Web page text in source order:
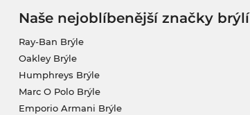
Naše nejoblíbenější značky brýlí
Ray-Ban Brýle
Oakley Brýle
Humphreys Brýle
Marc O Polo Brýle
Emporio Armani Brýle